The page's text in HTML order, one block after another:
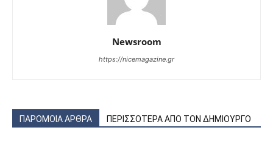
Newsroom
https://nicemagazine.gr
ΠΑΡΟΜΟΙΑ ΑΡΘΡΑ ΠΕΡΙΣΣΟΤΕΡΑ ΑΠΟ ΤΟΝ ΔΗΜΙΟΥΡΓΟ